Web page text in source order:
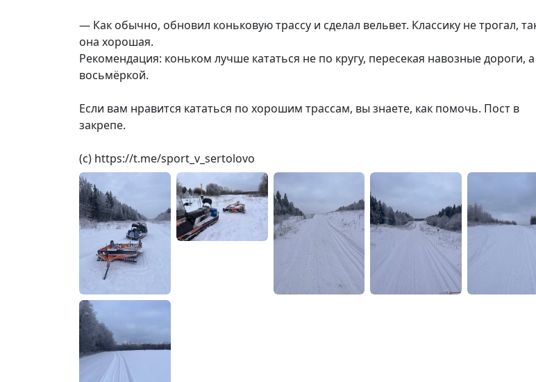
— Как обычно, обновил коньковую трассу и сделал вельвет. Классику не трогал,
она хорошая.
Рекомендация: коньком лучше кататься не по кругу, пересекая навозные дороги, а
восьмёркой.
Если вам нравится кататься по хорошим трассам, вы знаете, как помочь. Пост в
закрепе.
(с) https://t.me/sport_v_sertolovo